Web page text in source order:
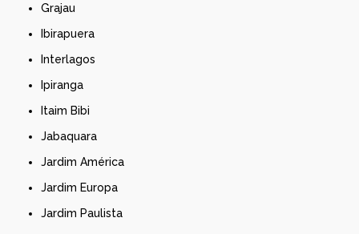
Grajau
Ibirapuera
Interlagos
Ipiranga
Itaim Bibi
Jabaquara
Jardim América
Jardim Europa
Jardim Paulista